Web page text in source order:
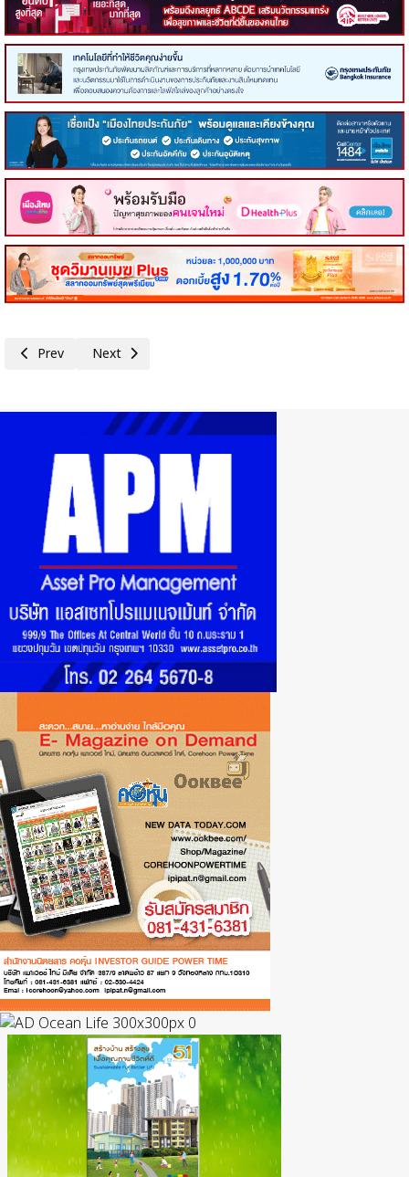
Previous article: 'สุริยะ'สั่งรับมือเอลนีโญล่วงหน้า!เร่งกักเก็บน้ำทั่วประเทศ
Prev Next article: กรมประมง ยกระดับบทบาทไทยจับมือองค์กรระดั
Next